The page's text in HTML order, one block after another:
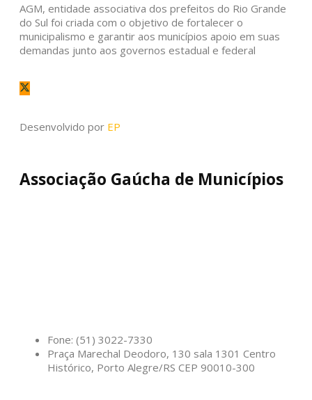
AGM, entidade associativa dos prefeitos do Rio Grande
do Sul foi criada com o objetivo de fortalecer o
municipalismo e garantir aos municípios apoio em suas
demandas junto aos governos estadual e federal
Desenvolvido por EP
Associação Gaúcha de Municípios
Fone: (51) 3022-7330
Praça Marechal Deodoro, 130 sala 1301 Centro
Histórico, Porto Alegre/RS CEP 90010-300